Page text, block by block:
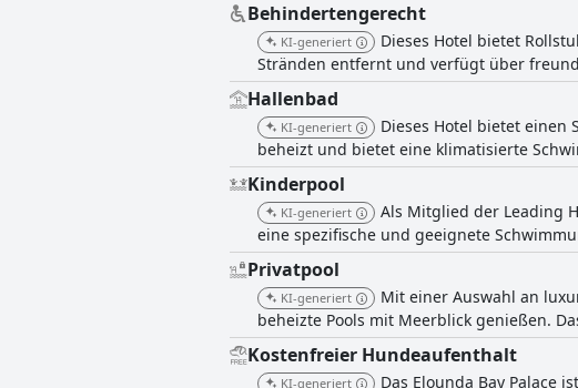
Behindertengerecht
KI-generiert
Dieses Hotel bietet
Stränden entfernt und verfügt über
Hallenbad
KI-generiert
Dieses Hotel bietet
beheizt und bietet eine klimatisierte
Kinderpool
KI-generiert
Als Mitglied der Leading
eine spezifische und geeignete
Privatpool
KI-generiert
Mit einer Auswahl an
beheizte Pools mit Meerblick genießen.
Kostenfreier Hundeaufenthalt
KI-generiert
Das Elounda Bay Palace